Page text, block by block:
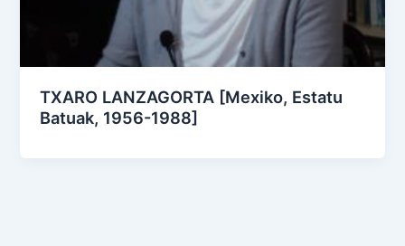
TXARO LANZAGORTA [Mexiko, Estatu
Batuak, 1956-1988]